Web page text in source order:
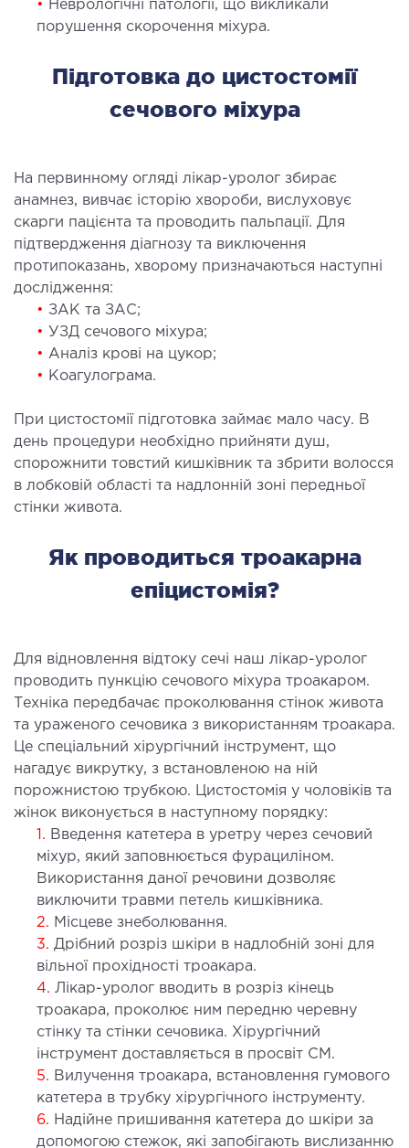
хірургія обличчя
урологія
І ДЕРМАТОЛОГІЯ
косметологія
косметологія
косметологія
епіляція
косметологія
ЗАХВОРЮВАНЬ
І ЖОВЧНИХ ПРОТОК
хвороб печінки
печінки і жовчних проток
ХІРУРГІЯ
операції під контролем УЗД
хірургія в клініці
інтенсивної терапії
стаціонар
транспортування у Києві та області
хворих)
судин
(ЕКГ)
діагностика
• Неврологічні патології, що викликали
порушення скорочення міхура.
Підготовка до цистостомії
сечового міхура
На первинному огляді лікар-уролог збирає
анамнез, вивчає історію хвороби, вислуховує
скарги пацієнта та проводить пальпації. Для
підтвердження діагнозу та виключення
протипоказань, хворому призначаються наступні
дослідження:
• ЗАК та ЗАС;
• УЗД сечового міхура;
• Аналіз крові на цукор;
• Коагулограма.
При цистостомії підготовка займає мало часу. В
день процедури необхідно прийняти душ,
спорожнити товстий кишківник та збрити волосся
в лобковій області та надлонній зоні передньої
стінки живота.
Як проводиться троакарна
епіцистомія?
Для відновлення відтоку сечі наш лікар-уролог
проводить пункцію сечового міхура троакаром.
Техніка передбачає проколювання стінок живота
та ураженого сечовика з використанням троакара.
Це спеціальний хірургічний інструмент, що
нагадує викрутку, з встановленою на ній
порожнистою трубкою. Цистостомія у чоловіків та
жінок виконується в наступному порядку:
1. Введення катетера в уретру через сечовий
міхур, який заповнюється фурациліном.
Використання даної речовини дозволяє
виключити травми петель кишківника.
2. Місцеве знеболювання.
3. Дрібний розріз шкіри в надлобній зоні для
вільної прохідності троакара.
4. Лікар-уролог вводить в розріз кінець
троакара, проколює ним передню черевну
стінку та стінки сечовика. Хірургічний
інструмент доставляється в просвіт СМ.
5. Вилучення троакара, встановлення гумового
катетера в трубку хірургічного інструменту.
6. Надійне пришивання катетера до шкіри за
допомогою стежок, які запобігають вислизанню